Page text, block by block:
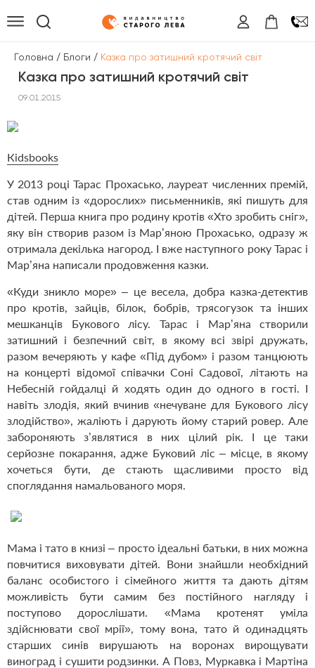
Головна / Блоги / Казка про затишний кротячий світ
Казка про затишний кротячий світ
09.01.2015
Кidsbooks
У 2013 році Тарас Прохасько, лауреат численних премій,
став одним із «дорослих» письменників, які пишуть для
дітей. Перша книга про родину кротів «Хто зробить сніг»,
яку він створив разом із Мар’яною Прохасько, одразу ж
отримала декілька нагород. І вже наступного року Тарас і
Мар’яна написали продовження казки.
«Куди зникло море» – це весела, добра казка-детектив
про кротів, зайців, білок, бобрів, трясогузок та інших
мешканців Букового лісу. Тарас і Мар’яна створили
затишний і безпечний світ, в якому всі звірі дружать,
разом вечеряють у кафе «Під дубом» і разом танцюють
на концерті відомої співачки Соні Садової, літають на
Небесній гойдалці й ходять один до одного в гості. І
навіть злодія, який вчинив «нечуване для Букового лісу
злодійство», жаліють і дарують йому старий ровер. Але
забороняють з’являтися в них цілий рік. І це таки
серйозне покарання, адже Буковий ліс – місце, в якому
хочеться бути, де стають щасливими просто від
споглядання намальованого моря.
Мама і тато в книзі – просто ідеальні батьки, в них можна
повчитися виховувати дітей. Вони знайшли необхідний
баланс особистого і сімейного життя та дають дітям
можливість бути самим без постійного нагляду і
поступово дорослішати. «Мама кротенят уміла
здійснювати свої мрії», тому вона, тато й одинадцять
старших синів вирушають на воронах вирощувати
виноград і сушити родзинки. А Повз, Муркавка і Мартіна